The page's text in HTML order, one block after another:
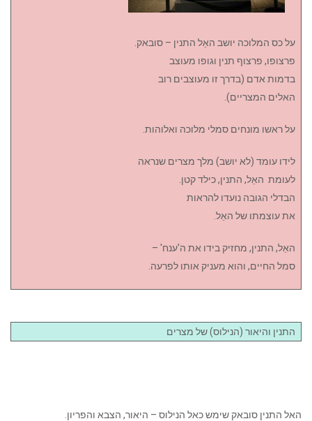
על כס המלוכה יושב האֵל התנין – סובאק.
פרצופו, פרצוף תנין וגופו מעוצב
בדמות אדם (בדרך זו מעוצבים רוב
האלים המצריים).
על ראשו מונחים סמלי מלוכה ואלוהות.
לידו עומד (לא יושב) מלך מצרים שנראה
לעומת האֵל, התנין, כילד קטן.
הבדלי הגובה נועדו להראות
את עוצמתו של האֵל.
האֵל, התנין, מחזיק בידו את ה'ענח' –
סמל החיים, והוא מעניק אותו לפרעה.
התנין והיאור (הנילוס) של מצרים
האל התנין סובאק שימש כאל הנילוס – היאור, הצבא והפריון.